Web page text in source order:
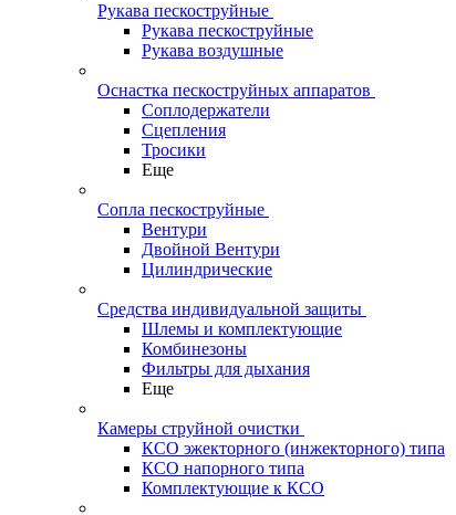
Рукава пескоструйные
Рукава пескоструйные
Рукава воздушные
Оснастка пескоструйных аппаратов
Соплодержатели
Сцепления
Тросики
Еще
Сопла пескоструйные
Вентури
Двойной Вентури
Цилиндрические
Средства индивидуальной защиты
Шлемы и комплектующие
Комбинезоны
Фильтры для дыхания
Еще
Камеры струйной очистки
КСО эжекторного (инжекторного) типа
КСО напорного типа
Комплектующие к КСО